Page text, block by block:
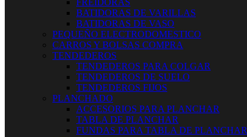
FREIDORAS
BATIDORAS DE VARILLAS
BATIDORAS DE VASO
PEQUEÑO ELECTRODOMESTICO
CARROS Y BOLSAS COMPRA
TENDEDEROS
TENDEDEROS PARA COLGAR
TENDEDEROS DE SUELO
TENDEDEROS FIJOS
PLANCHADO
ACCESORIOS PARA PLANCHAR
TABLA DE PLANCHAR
FUNDAS PARA TABLA DE PLANCHAR